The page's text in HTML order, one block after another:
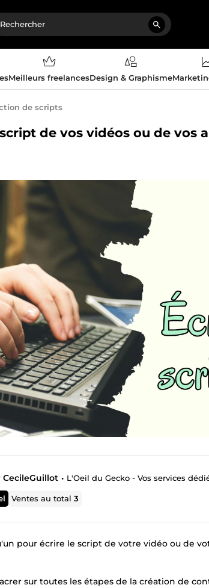
Meilleurs freelancesDesign & Graphisme
de scripts
de vos vidéos ou de vos
CecileGuillot • L'Oeil du Gecko - Vos services
Ventes au total3
pour écrire le script de votre vidéo ou de
sur toutes les étapes de la création de